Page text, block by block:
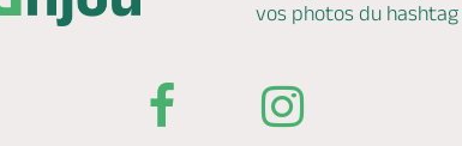
vos photos du hashtag